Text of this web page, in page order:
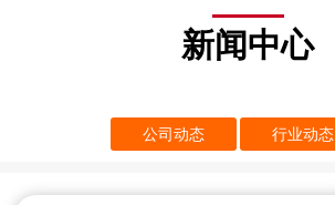
新闻中心
公司动态 行业动态